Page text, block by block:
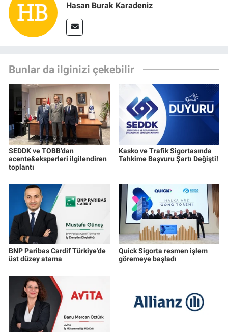
Hasan Burak Karadeniz
Bunlar da ilginizi çekebilir
SEDDK ve TOBB’dan
acente&eksperleri ilgilendiren
toplantı
Kasko ve Trafik Sigortasında
Tahkime Başvuru Şartı Değişti!
BNP Paribas Cardif Türkiye'de
üst düzey atama
Quick Sigorta resmen işlem
göremeye başladı